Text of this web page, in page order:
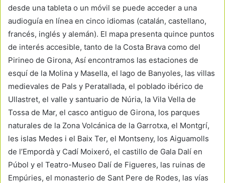
desde una tableta o un móvil se puede acceder a una
audioguía en línea en cinco idiomas (catalán, castellano,
francés, inglés y alemán). El mapa presenta quince puntos
de interés accesible, tanto de la Costa Brava como del
Pirineo de Girona, Así encontramos las estaciones de
esquí de la Molina y Masella, el lago de Banyoles, las villas
medievales de Pals y Peratallada, el poblado ibérico de
Ullastret, el valle y santuario de Núria, la Vila Vella de
Tossa de Mar, el casco antiguo de Girona, los parques
naturales de la Zona Volcánica de la Garrotxa, el Montgrí,
les islas Medes i el Baix Ter, el Montseny, los Aiguamolls
de l’Empordà y Cadí Moixeró, el castillo de Gala Dalí en
Púbol y el Teatro-Museo Dalí de Figueres, las ruinas de
Empúries, el monasterio de Sant Pere de Rodes, las vías